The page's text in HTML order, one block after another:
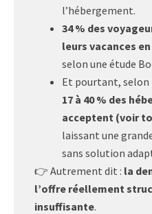
l’hébergement.
34 % des
leurs vacances
selon une étude
Et pourtant, selon
17 à 40 % des
acceptent (voir
laissant une
sans solution
👉 Autrement dit : la
l’offre réellement
insuffisante.